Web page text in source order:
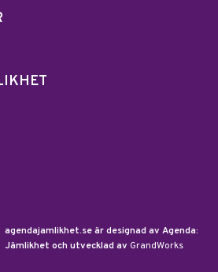
agendajamlikhet.se är designad av Agenda:
Jämlikhet och utvecklad av GrandWorks